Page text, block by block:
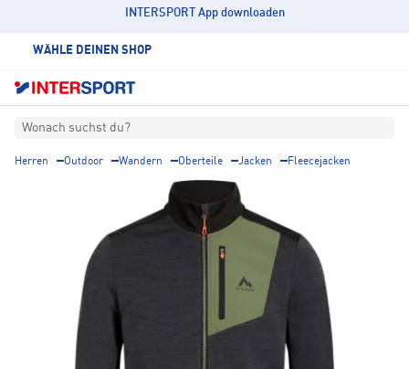
INTERSPORT App downloaden
WÄHLE DEINEN SHOP
Wonach suchst du?
Herren Outdoor Wandern Oberteile Jacken Fleecejacken